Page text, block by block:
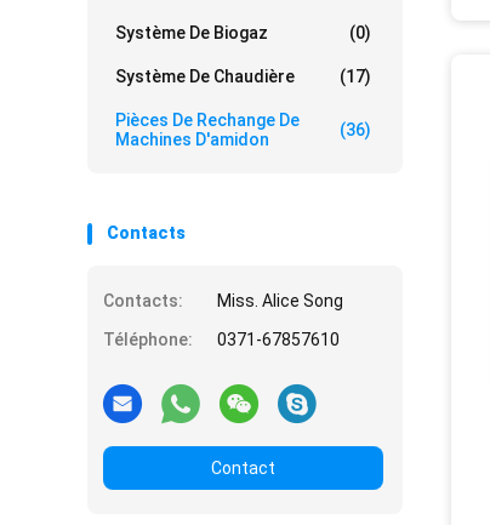
Système De Biogaz (0)
Système De Chaudière (17)
Pièces De Rechange De
Machines D'amidon
(36)
Contacts
Contacts:
Miss. Alice Song
Téléphone:
0371-67857610
Contact